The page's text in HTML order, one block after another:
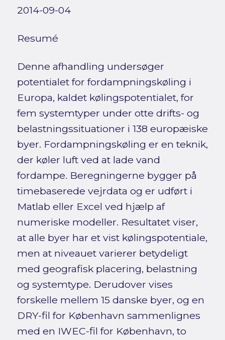
2014-09-04
Resumé
Denne afhandling undersøger
potentialet for fordampningskøling i
Europa, kaldet kølingspotentialet, for
fem systemtyper under otte drifts- og
belastningssituationer i 138 europæiske
byer. Fordampningskøling er en teknik,
der køler luft ved at lade vand
fordampe. Beregningerne bygger på
timebaserede vejrdata og er udført i
Matlab eller Excel ved hjælp af
numeriske modeller. Resultatet viser,
at alle byer har et vist kølingspotentiale,
men at niveauet varierer betydeligt
med geografisk placering, belastning
og systemtype. Derudover vises
forskelle mellem 15 danske byer, og en
DRY-fil for København sammenlignes
med en IWEC-fil for København, to